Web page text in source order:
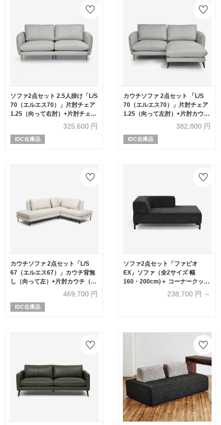
ソファ2点セット 2.5人掛け「L/S
70（エルエス70）」片肘チェア
1.25（向って右肘）+片肘チェア
1.25（向って左肘）幅194cm 革
#H/S-516E ライトグレー色
325,600 円
IDC在庫品
カウチソファ 2点セット 「L/S
70（エルエス70）」片肘チェア
1.25（向って左肘）+片肘カウチ
1.25（向って右肘）幅194cm 革
#H/S-516E ライトグレー色
382,800 円
IDC在庫品
カウチソファ 2点セット「L/S
67（エルエス67）」カウチ背無
し（向って左）+片肘カウチ（向
って右） 革フロスト色 #J-156E
469,700 円
IDC在庫品
ソファ2点セット「ファビオ
EX」ソファ（全2サイズ 幅
160・200cm)＋ コーナークッシ
#4_4282) 金属脚全2色
238,700 円 ～